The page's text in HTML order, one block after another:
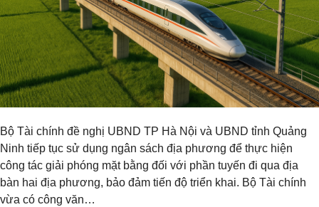
Bộ Tài chính đề nghị UBND TP Hà Nội và UBND tỉnh Quảng
Ninh tiếp tục sử dụng ngân sách địa phương để thực hiện
công tác giải phóng mặt bằng đối với phần tuyến đi qua địa
bàn hai địa phương, bảo đảm tiến độ triển khai. Bộ Tài chính
vừa có công văn…